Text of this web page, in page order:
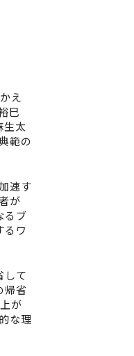
え
巳
生太
範の
速す
が
るブ
るワ
して
帰省
が
な理